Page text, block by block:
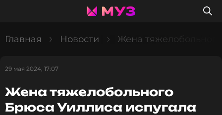
Главная Новости Жена
29 мая 2024, 17:07
Жена тяжелобольного
Брюса Уиллиса испугала